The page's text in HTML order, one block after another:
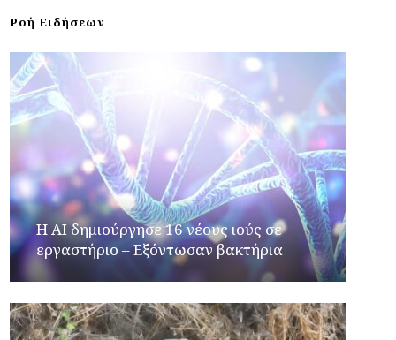
Ροή Ειδήσεων
H AI δημιούργησε 16 νέους ιούς σε
εργαστήριο – Εξόντωσαν βακτήρια